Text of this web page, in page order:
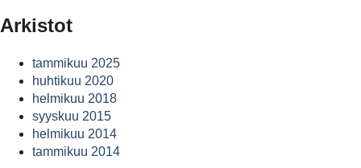
Arkistot
tammikuu 2025
huhtikuu 2020
helmikuu 2018
syyskuu 2015
helmikuu 2014
tammikuu 2014